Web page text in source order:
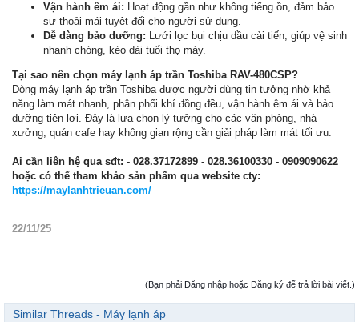
Vận hành êm ái: Hoạt động gần như không tiếng ồn, đảm bảo
sự thoải mái tuyệt đối cho người sử dụng.
Dễ dàng bảo dưỡng: Lưới lọc bụi chịu dầu cải tiến, giúp vệ sinh
nhanh chóng, kéo dài tuổi thọ máy.
Tại sao nên chọn máy lạnh áp trần Toshiba RAV-480CSP?
Dòng máy lạnh áp trần Toshiba được người dùng tin tưởng nhờ khả
năng làm mát nhanh, phân phối khí đồng đều, vận hành êm ái và bảo
dưỡng tiện lợi. Đây là lựa chọn lý tưởng cho các văn phòng, nhà
xưởng, quán cafe hay không gian rộng cần giải pháp làm mát tối ưu.
Ai cần liên hệ qua sđt: - 028.37172899 - 028.36100330 - 0909090622
hoặc có thể tham khảo sản phẩm qua website cty:
https://maylanhtrieuan.com/
22/11/25
(Bạn phải Đăng nhập hoặc Đăng ký để trả lời bài viết.)
Similar Threads - Máy lạnh áp